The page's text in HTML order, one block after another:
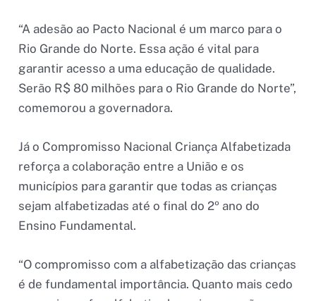
“A adesão ao Pacto Nacional é um marco para o
Rio Grande do Norte. Essa ação é vital para
garantir acesso a uma educação de qualidade.
Serão R$ 80 milhões para o Rio Grande do Norte”,
comemorou a governadora.
Já o Compromisso Nacional Criança Alfabetizada
reforça a colaboração entre a União e os
municípios para garantir que todas as crianças
sejam alfabetizadas até o final do 2º ano do
Ensino Fundamental.
“O compromisso com a alfabetização das crianças
é de fundamental importância. Quanto mais cedo